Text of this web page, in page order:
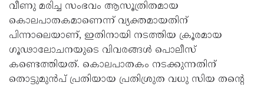
വീണു മരിച്ച സംഭവം ആസൂത്രിതമായ
കൊലപാതകമാണെന്ന് വ്യക്തമായതിന്
പിന്നാലെയാണ്, ഇതിനായി നടത്തിയ ക്രൂരമായ
ഗൂഢാലോചനയുടെ വിവരങ്ങൾ പൊലീസ്
കണ്ടെത്തിയത്. കൊലപാതകം നടക്കുന്നതിന്
തൊട്ടുമുൻപ് പ്രതിയായ പ്രതിശ്രുത വധു സിയ തന്റെ